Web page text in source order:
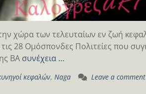
χώρα των τελευταίων εν ζωή
28 Ομόσπονδες Πολιτείες που
ΒΑ συνέχεια …
κεφαλών, Νaga Leave a comment